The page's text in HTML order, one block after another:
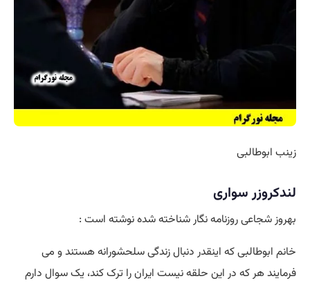
زینب ابوطالبی
لندکروزر سواری
بهروز شجاعی روزنامه نگار شناخته شده نوشته است :
خانم ابوطالبی که اینقدر دنبال زندگی سلحشورانه هستند و می‌
فرمایند هر که در این حلقه نیست ایران را ترک کند، یک سوال دارم